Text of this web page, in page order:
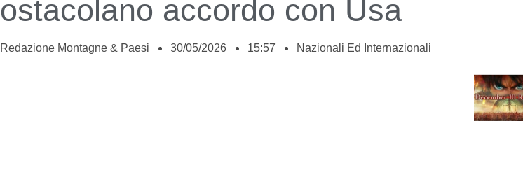
ostacolano accordo con Usa
Redazione Montagne & Paesi 30/05/2026 15:57 Nazionali Ed Internazionali